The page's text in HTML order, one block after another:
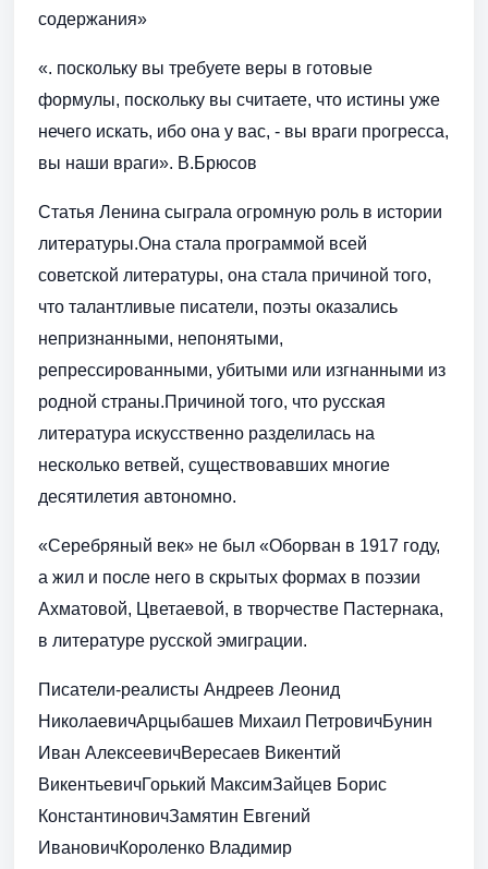
содержания»
«. поскольку вы требуете веры в готовые
формулы, поскольку вы считаете, что истины уже
нечего искать, ибо она у вас, - вы враги прогресса,
вы наши враги». В.Брюсов
Статья Ленина сыграла огромную роль в истории
литературы.Она стала программой всей
советской литературы, она стала причиной того,
что талантливые писатели, поэты оказались
непризнанными, непонятыми,
репрессированными, убитыми или изгнанными из
родной страны.Причиной того, что русская
литература искусственно разделилась на
несколько ветвей, существовавших многие
десятилетия автономно.
«Серебряный век» не был «Оборван в 1917 году,
а жил и после него в скрытых формах в поэзии
Ахматовой, Цветаевой, в творчестве Пастернака,
в литературе русской эмиграции.
Писатели-реалисты Андреев Леонид
НиколаевичАрцыбашев Михаил ПетровичБунин
Иван АлексеевичВересаев Викентий
ВикентьевичГорький МаксимЗайцев Борис
КонстантиновичЗамятин Евгений
ИвановичКороленко Владимир